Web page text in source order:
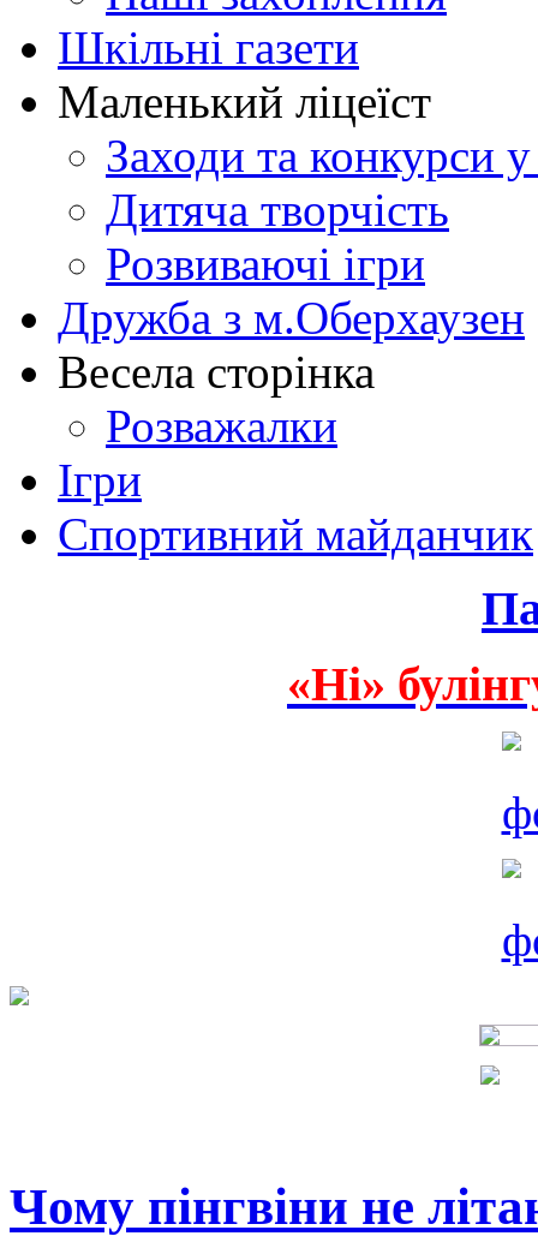
Шкільні газети
Маленький ліцеїст
Заходи та конкурси у
Дитяча творчість
Розвиваючі ігри
Дружба з м.Оберхаузен
Весела сторінка
Розважалки
Ігри
Спортивний майданчик
«Ні»
Чому пінгвіни не